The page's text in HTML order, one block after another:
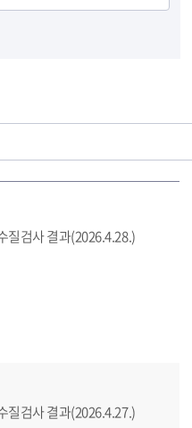
질검사 결과(2026.4.28.)
질검사 결과(2026.4.27.)